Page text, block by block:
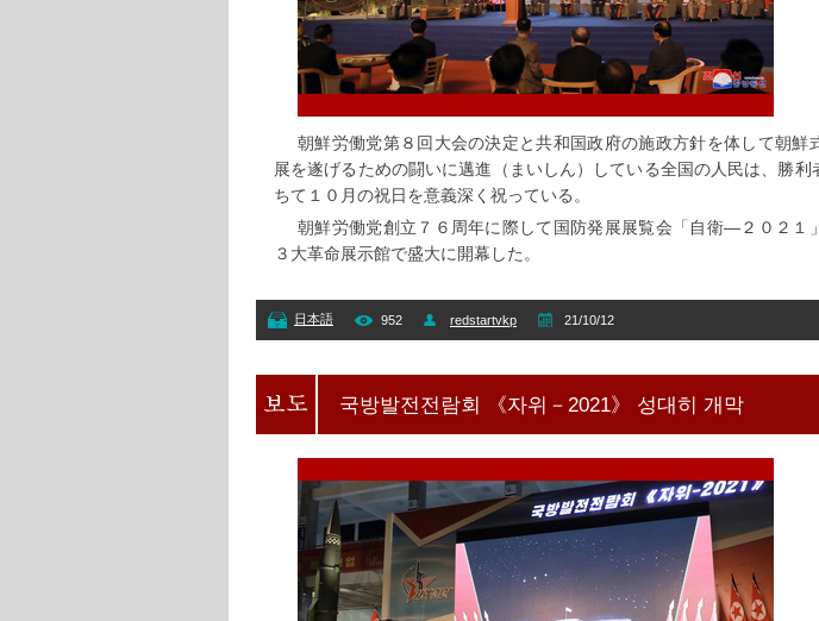
朝鮮労働党第８回大会の決定と共和国政府の施政方針を体して朝鮮
展を遂げるための闘いに邁進（まいしん）している全国の人民は、勝
ちて１０月の祝日を意義深く祝っている。
朝鮮労働党創立７６周年に際して国防発展展覧会「自衛―２０２１
３大革命展示館で盛大に開幕した。
日本語 952 redstartvkp 21/10/12
국방발전전람회 《자위－2021》 성대히 개막